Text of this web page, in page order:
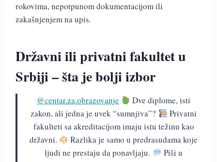
rokovima, nepotpunom dokumentacijom ili
zakašnjenjem na upis.
Državni ili privatni fakultet u
Srbiji – šta je bolji izbor
@centar.za.obrazovanje
Dve diplome, isti
zakon, ali jedna je uvek “sumnjiva”?
Privatni
fakulteti sa akreditacijom imaju istu težinu kao
državni.
Razlika je samo u predrasudama koje
ljudi ne prestaju da ponavljaju.
Piši u